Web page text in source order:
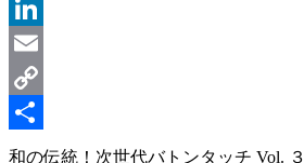
Message
LinkedIn
Email
Copy
Link
共
和の伝統！次世代バトンタッチ Vol. ３